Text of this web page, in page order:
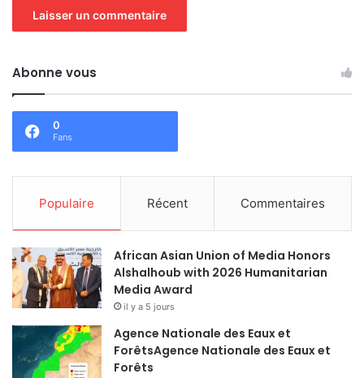
Abonne vous
0
Fans
Populaire Récent Commentaires
African Asian Union of Media Honors
Alshalhoub with 2026 Humanitarian
Media Award
il y a 5 jours
Agence Nationale des Eaux et
ForêtsAgence Nationale des Eaux et
Forêts